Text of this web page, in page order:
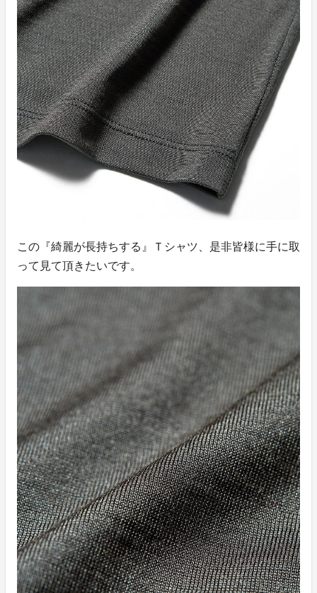
この『綺麗が長持ちする』Ｔシャツ、是非皆様に手に取
って見て頂きたいです。